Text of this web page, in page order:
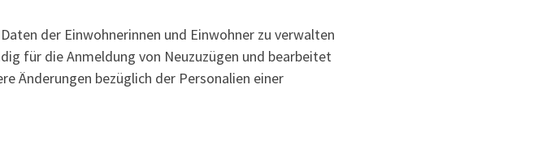
der Einwohnerinnen und Einwohner zu verwalten
für die Anmeldung von Neuzuzügen und bearbeitet
Änderungen bezüglich der Personalien einer